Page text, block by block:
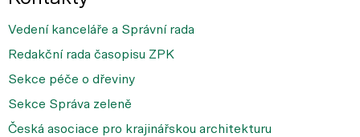
Vedení kanceláře a Správní rada
Redakční rada časopisu ZPK
Sekce péče o dřeviny
Sekce Správa zeleně
Česká asociace pro krajinářskou architekturu